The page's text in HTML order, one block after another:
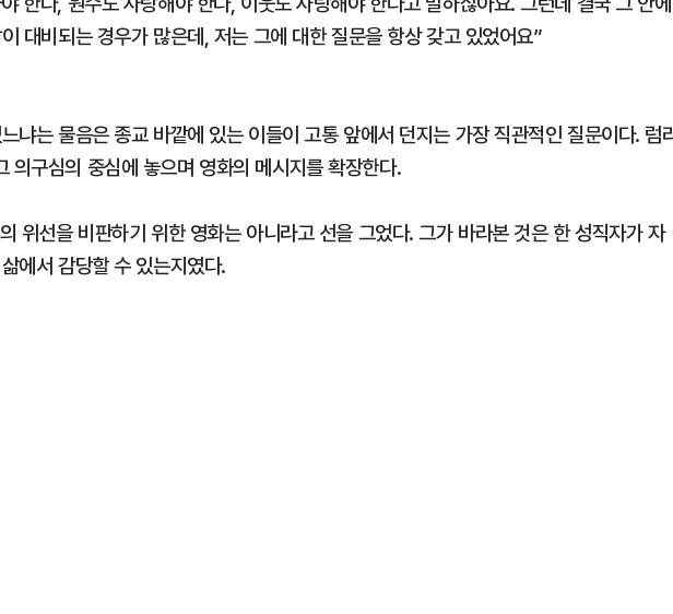
대비되는 경우가 많은데, 저는 그에 대한 질문을 항상 갖고 있었어요”
냐는 물음은 종교 바깥에 있는 이들이 고통 앞에서 던지는 가장 직관적인 질문이다. 럼
의구심의 중심에 놓으며 영화의 메시지를 확장한다.
위선을 비판하기 위한 영화는 아니라고 선을 그었다. 그가 바라본 것은 한 성직자가 자
에서 감당할 수 있는지였다.